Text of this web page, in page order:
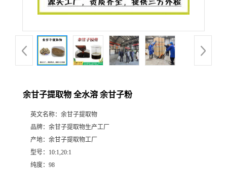
余甘子提取物 全水溶 余甘子粉
英文名称： 余甘子提取物
品牌： 余甘子提取物生产工厂
产地： 余甘子提取物工厂
型号： 10:1,20:1
纯度： 98